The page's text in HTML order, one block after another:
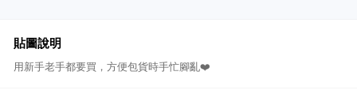
貼圖說明
用新手老手都要買，方便包貨時手忙腳亂❤️